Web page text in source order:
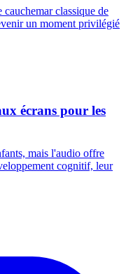
classique de
un moment privilégié
écrans pour les
mais l'audio offre
cognitif, leur